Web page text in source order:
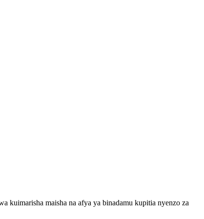
kuimarisha maisha na afya ya binadamu kupitia nyenzo za